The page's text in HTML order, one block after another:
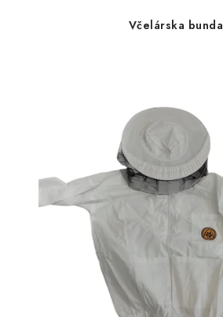
Včelárska bunda